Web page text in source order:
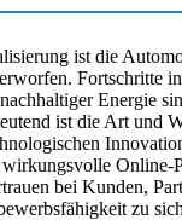
ist die
Fortschritte
Energie
ist die Art und
Online-
bei Kunden,
zu